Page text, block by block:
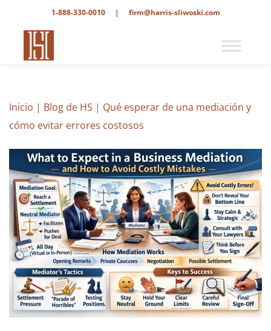
1-888-330-0010 | firm@harris-sliwoski.com
Inicio | Blog de HS | Qué esperar de una mediación y
cómo evitar errores costosos